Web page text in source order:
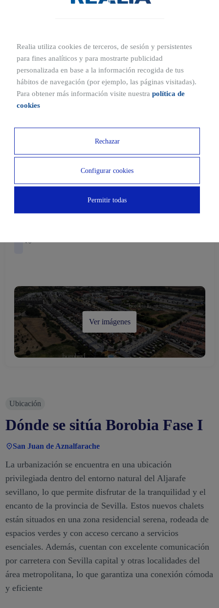
697900482
Cimentación y estructura
Ver imágenes
Ubicación
Dónde se sitúa Borobia Fase I
San Juan de Aznalfarache
La urbanización se encuentra en una ubicación
privilegiada dentro del entorno natural del Aljarafe
sevillano, lo que permite disfrutar de la tranquilidad y el
encanto de la provincia de Sevilla. Estos nuevos chalets
están situados en una zona residencial serena, rodeada de
espacios verdes y con acceso cercano a servicios
esenciales. Además, cuentan con excelente comunicación
por carretera con Sevilla capital y otras localidades del
área metropolitana, lo que garantiza una conexión cómoda
y eficiente
Realia utiliza cookies de terceros, de sesión y persistentes
para fines analíticos y para mostrarte publicidad
personalizada en base a la información recogida de tus
hábitos de navegación (por ejemplo, las páginas visitadas).
Para obtener más información visite nuestra política de
cookies
Rechazar
Configurar cookies
Permitir todas